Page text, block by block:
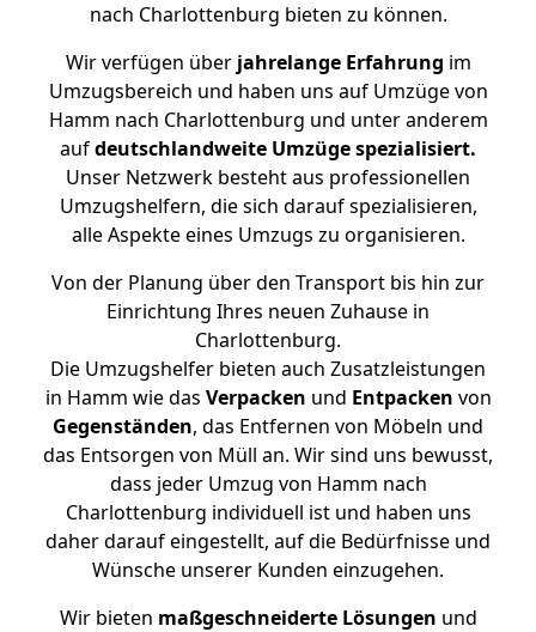
nach Charlottenburg bieten zu können.
Wir verfügen überjahrelange Erfahrung im
Umzugsbereich und haben uns auf Umzüge von
Hamm nach Charlottenburg und unter anderem
aufdeutschlandweite Umzüge spezialisiert.
Unser Netzwerk besteht aus professionellen
Umzugshelfern, die sich darauf spezialisieren,
alle Aspekte eines Umzugs zu organisieren.
Von der Planung über den Transport bis hin zur
Einrichtung Ihres neuen Zuhause in
Charlottenburg.
Die Umzugshelfer bieten auch Zusatzleistungen
in Hamm wie das Verpacken und Entpacken von
Gegenständen, das Entfernen von Möbeln und
das Entsorgen von Müll an. Wir sind uns bewusst,
dass jeder Umzug von Hamm nach
Charlottenburg individuell ist und haben uns
daher darauf eingestellt, auf die Bedürfnisse und
Wünsche unserer Kunden einzugehen.
Wir bieten maßgeschneiderte Lösungen und